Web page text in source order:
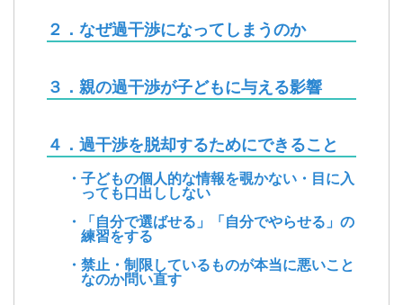
２．なぜ過干渉になってしまうのか
３．親の過干渉が子どもに与える影響
４．過干渉を脱却するためにできること
・子どもの個人的な情報を覗かない・目に入
っても口出ししない
・「自分で選ばせる」「自分でやらせる」の
練習をする
・禁止・制限しているものが本当に悪いこと
なのか問い直す